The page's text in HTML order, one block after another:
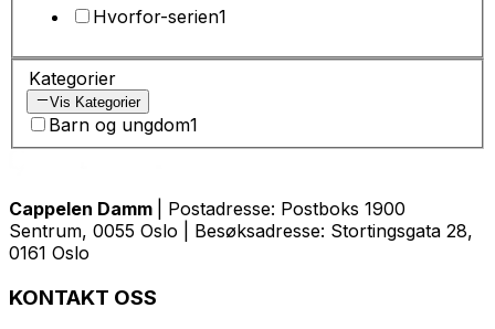
Hvorfor-serien1
Kategorier
Vis Kategorier
Barn og ungdom1
Cappelen Damm
| Postadresse: Postboks 1900
Sentrum, 0055 Oslo | Besøksadresse: Stortingsgata 28,
0161 Oslo
KONTAKT OSS